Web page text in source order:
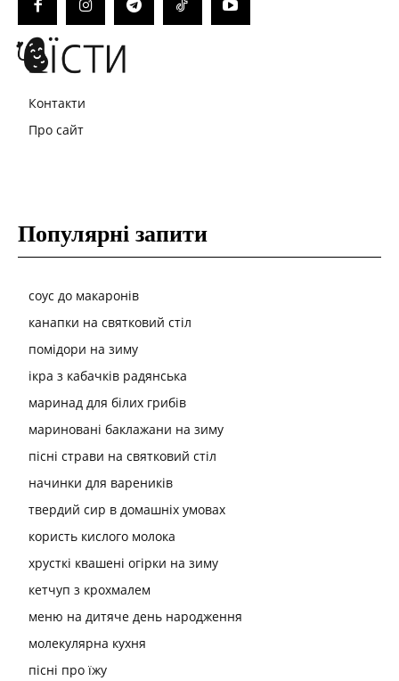
Контакти
Про сайт
Популярні запити
соус до макаронів
канапки на святковий стіл
помідори на зиму
ікра з кабачків радянська
маринад для білих грибів
мариновані баклажани на зиму
пісні страви на святковий стіл
начинки для вареників
твердий сир в домашніх умовах
користь кислого молока
хрусткі квашені огірки на зиму
кетчуп з крохмалем
меню на дитяче день народження
молекулярна кухня
пісні про їжу